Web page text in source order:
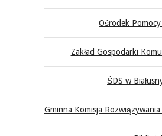
Ośrodek Pomocy
Zakład Gospodarki
ŚDS w
Gminna Komisja